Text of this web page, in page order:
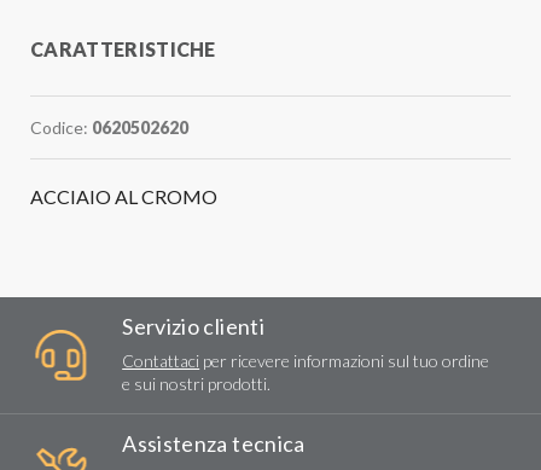
CARATTERISTICHE
Codice: 0620502620
ACCIAIO AL CROMO
Servizio clienti
Contattaci per ricevere informazioni sul tuo ordine
e sui nostri prodotti.
Assistenza tecnica